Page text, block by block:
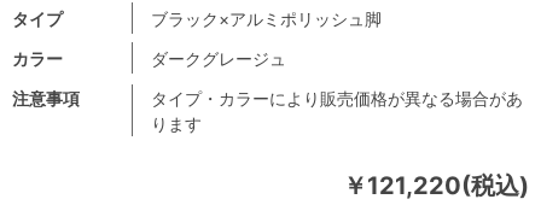
￥121,220(税込)
注意事項
タイプ・カラーにより販売価格が異なる場合があ
ります
タイプ
ブラック×アルミポリッシュ脚
カラー
ダークグレージュ